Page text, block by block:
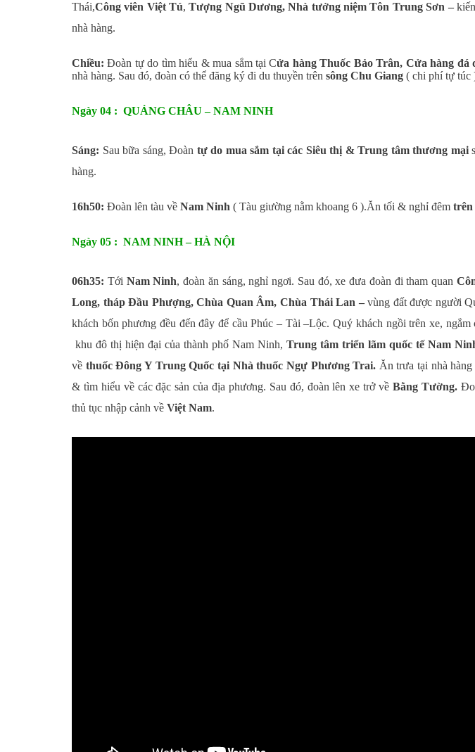
Thái,Công viên Việt Tú,Tượng Ngũ Dương, Nhà tưởng niệm Tôn Trung Sơn –
nhà hàng.
Chiều:Đoàn tự do tìm hiểu & mua sắm tại Cửa hàng Thuốc Bảo Trân, Cửa hàng đá
nhà hàng. Sau đó, đoàn có thể đăng ký đi du thuyền trên sông Chu Giang ( chi phí tự túc
Ngày 04 : QUẢNG CHÂU – NAM NINH
Sáng: Sau bữa sáng, Đoàn tự do mua sắm tại các Siêu thị & Trung tâm thương mại
hàng.
16h50: Đoàn lên tàu về Nam Ninh ( Tàu giường nằm khoang 6 ).Ăn tối & nghỉ đêm trên
Ngày 05 : NAM NINH – HÀ NỘI
06h35: Tới Nam Ninh, đoàn ăn sáng, nghỉ ngơi. Sau đó, xe đưa đoàn đi tham quan
Long, tháp Đầu Phượng, Chùa Quan Âm, Chùa Thái Lan –vùng đất được người
khách bốn phương đều đến đây để cầu Phúc – Tài –Lộc. Quý khách ngồi trên xe, ngắm
khu đô thị hiện đại của thành phố Nam Ninh, Trung tâm triển lãm quốc tế Nam
về thuốc Đông Y Trung Quốc tại Nhà thuốc Ngự Phương Trai. Ăn trưa tại nhà
& tìm hiểu về các đặc sản của địa phương. Sau đó, đoàn lên xe trở vềBằng Tường.
thủ tục nhập cảnh về Việt Nam.